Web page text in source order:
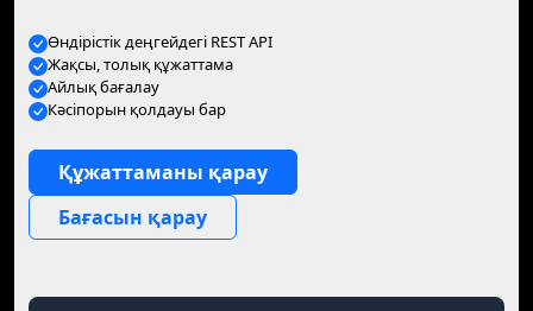
Өндірістік деңгейдегі REST API
Жақсы, толық құжаттама
Айлық бағалау
Кәсіпорын қолдауы бар
Құжаттаманы қарау
Бағасын қарау